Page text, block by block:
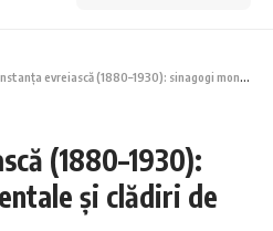
evreiască (1880–1930): sinagogi monumentale și clădiri de legendă
(1880–1930):
și clădiri de